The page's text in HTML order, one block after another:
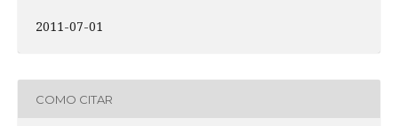
2011-07-01
COMO CITAR